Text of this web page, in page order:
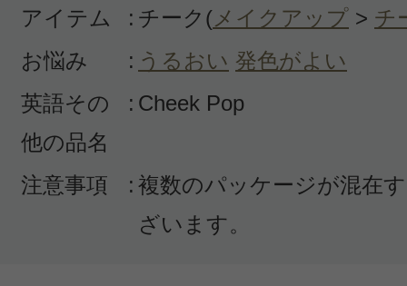
投稿日：2021年01月
ちょり 様／30代前半
感じた効能：肌の透明感・薄づき/肌
購入品：チーク ポップ
購入色：#01（ジンジャー ポップ）
ナチュラルな仕上がりになります！
アイテム
: チーク(メイクアップ > チ
お悩み
: うるおい 発色がよい
英語その
他の品名
: Cheek Pop
注意事項 : 複数のパッケージが混在
ざいます。